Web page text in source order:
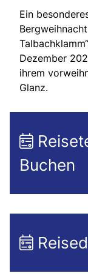
Ein
Dezember
ihrem
Glanz.
Buchen